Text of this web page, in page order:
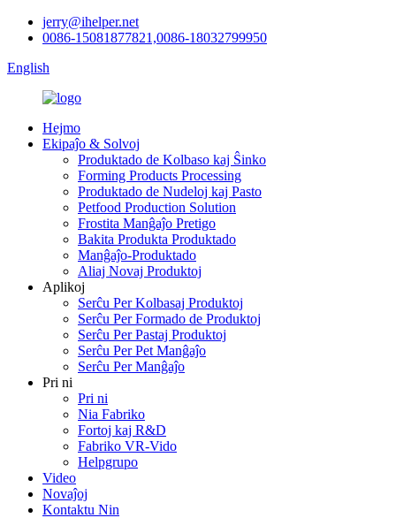
jerry@ihelper.net
0086-15081877821,0086-18032799950
English
Hejmo
Ekipaĵo & Solvoj
Produktado de Kolbaso kaj Ŝinko
Forming Products Processing
Produktado de Nudeloj kaj Pasto
Petfood Production Solution
Frostita Manĝaĵo Pretigo
Bakita Produkta Produktado
Manĝaĵo-Produktado
Aliaj Novaj Produktoj
Aplikoj
Serĉu Per Kolbasaj Produktoj
Serĉu Per Formado de Produktoj
Serĉu Per Pastaj Produktoj
Serĉu Per Pet Manĝaĵo
Serĉu Per Manĝaĵo
Pri ni
Pri ni
Nia Fabriko
Fortoj kaj R&D
Fabriko VR-Vido
Helpgrupo
Video
Novaĵoj
Kontaktu Nin